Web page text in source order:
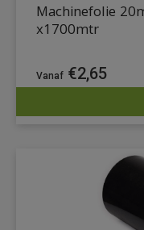
Machinefolie
x1700mtr
€2,65